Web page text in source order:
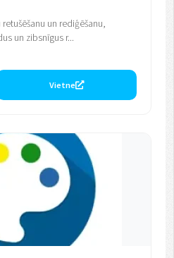
un rediģēšanu,
un zibsnīgus r...
Vietne